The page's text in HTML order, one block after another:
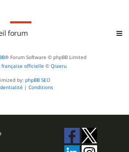
forum
® Forum Software © phpBB Limited
officielle © Qiaeru
by: phpBB SEO
| Conditions